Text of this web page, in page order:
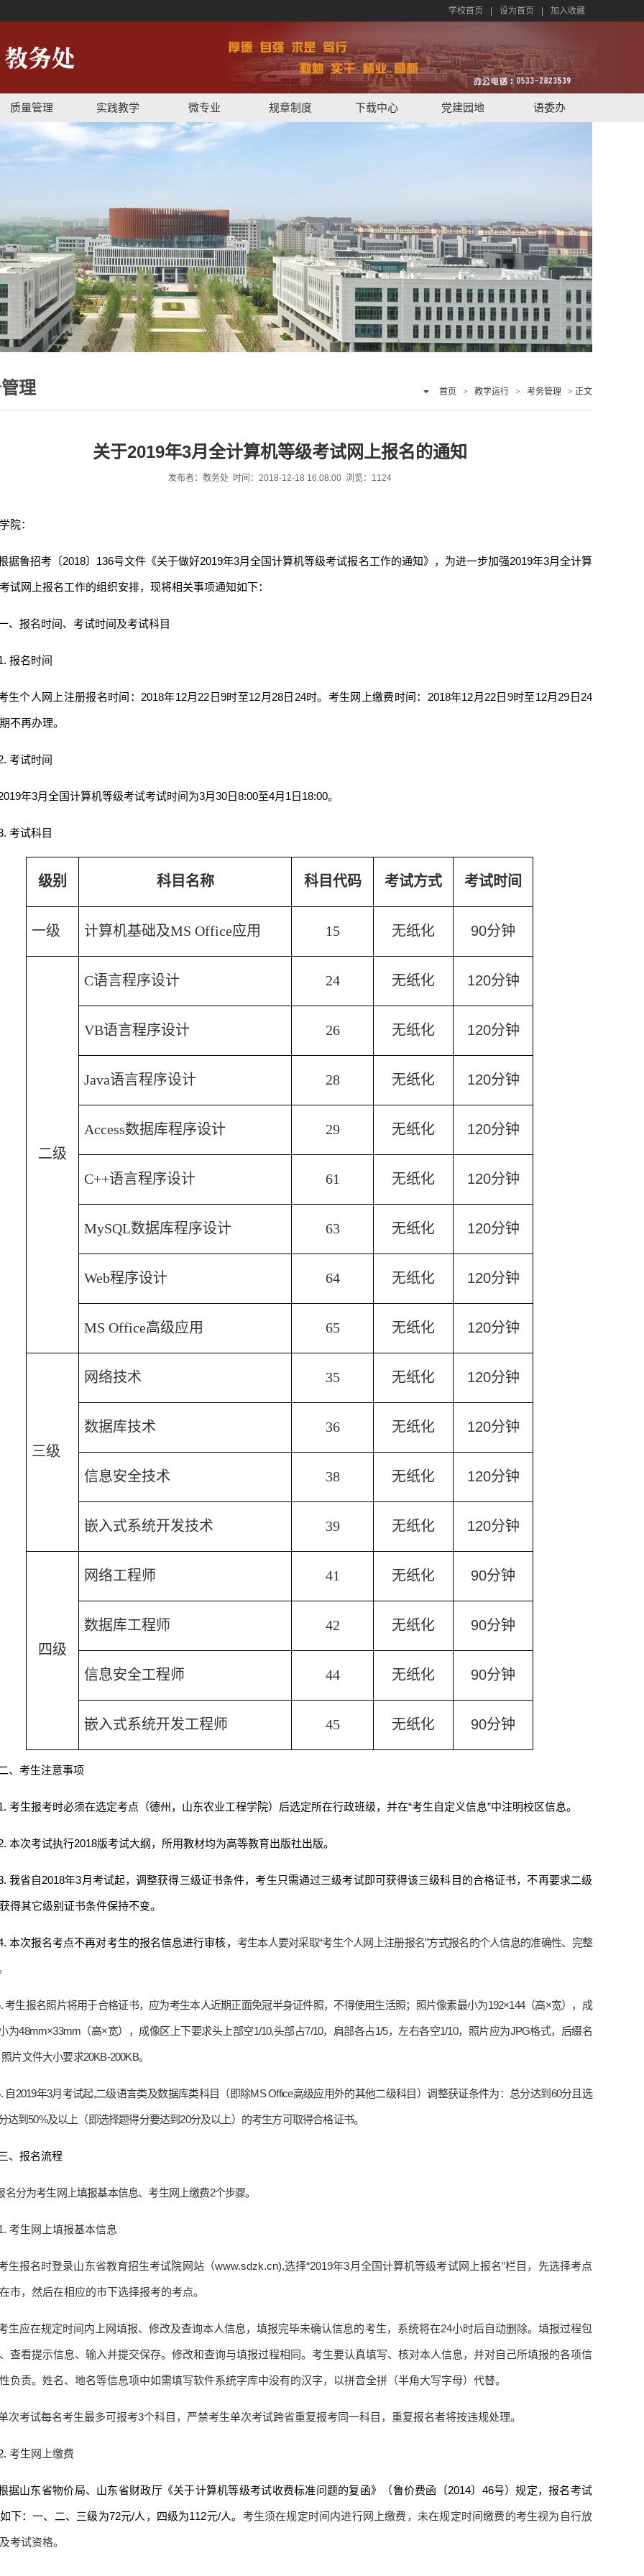
学校首页 设为首页 加入收藏
质量管理 实践教学 微专业 规章制度 下载中心 党建园地 语委办
理 首页 > 教学运行 > 考务管理 > 正文
关于2019年3月全计算机等级考试网上报名的通知
发布者：教务处 时间：2018-12-18 16:08:00 浏览： 1124
院：
据鲁招考〔2018〕 136号文件《关于做好2019年3月全国计算机等级考试报名工作的通知》，为进一步加强2019年3月全计算
试网上报名工作的组织安排，现将相关事项通知如下：
、报名时间、考试时间及考试科目
报名时间
生个人网上注册报名时间： 2018年12月 22 日9时至12月 28日 24时。考生网上缴费时间： 2018年12月 22日 9时至12月 29 日 24
不再办理。
考试时间
年3月全国计算机等级考试考试时间为3月30日8:00至4月 1 日 18:00。
考试科目
级别 科目名称 科目代码 考试方式 考试时间
一级 计算机基础及MS Office应用 15 无纸化 90分钟
二级
C语言程序设计 24 无纸化 120分钟
VB语言程序设计 26 无纸化 120分钟
Java语言程序设计 28 无纸化 120分钟
Access数据库程序设计 29 无纸化 120分钟
C++语言程序设计 61 无纸化 120分钟
MySQL数据库程序设计 63 无纸化 120分钟
Web程序设计 64 无纸化 120分钟
MS Office高级应用 65 无纸化 120分钟
三级
网络技术 35 无纸化 120分钟
数据库技术 36 无纸化 120分钟
信息安全技术 38 无纸化 120分钟
嵌入式系统开发技术 39 无纸化 120分钟
四级
网络工程师 41 无纸化 90分钟
数据库工程师 42 无纸化 90分钟
信息安全工程师 44 无纸化 90分钟
嵌入式系统开发工程师 45 无纸化 90分钟
、考生注意事项
考生报考时必须在选定考点（德州，山东农业工程学院）后选定所在行政班级，并在“考生自定义信息”中注明校区信息。
本次考试执行2018版考试大纲，所用教材均为高等教育出版社出版。
我省自2018年3月考试起，调整获得三级证书条件，考生只需通过三级考试即可获得该三级科目的合格证书，不再要求二级
得其它级别证书条件保持不变。
本次报名考点不再对考生的报名信息进行审核， 考生本人要对采取“考生个人网上注册报名”方式报名的个人信息的准确性、完整
考生报名照片将用于合格证书，应为考生本人近期正面免冠半身证件照，不得使用生活照；照片像素最小为192×144（高×宽），成
为48mm×33mm （高×宽），成像区上下要求头上部空1/10,头部占7/10，肩部各占1/5，左右各空1/10，照片应为JPG格式，后缀名
片文件大小要求20KB-200KB。
自2019年3月考试起,二级语言类及数据库类科目（即除MS Office高级应用外的其他二级科目）调整获证条件为：总分达到 60分且选
达到50%及以上（即选择题得分要达到 20分及以上）的考生方可取得合格证书。
、报名流程
名分为考生网上填报基本信息、考生网上缴费2个步骤。
考生网上填报基本信息
生报名时登录山东省教育招生考试院网站（www.sdzk.cn),选择“2019年3月全国计算机等级考试网上报名”栏目，先选择考点
市，然后在相应的市下选择报考的考点。
生应在规定时间内上网填报、修改及查询本人信息，填报完毕未确认信息的考生，系统将在24小时后自动删除。填报过程包
查看提示信息、输入并提交保存。修改和查询与填报过程相同。考生要认真填写、核对本人信息，并对自己所填报的各项信
负责。姓名、地名等信息项中如需填写软件系统字库中没有的汉字，以拼音全拼（半角大写字母）代替。
次考试每名考生最多可报考3个科目，严禁考生单次考试跨省重复报考同一科目，重复报名者将按违规处理。
考生网上缴费
据山东省物价局、山东省财政厅《关于计算机等级考试收费标准问题的复函》（鲁价费函〔2014〕 46号）规定，报名考试
下：一、二、三级为72元/人，四级为112元/人。 考生须在规定时间内进行网上缴费，未在规定时间缴费的考生视为自行放
考试资格。